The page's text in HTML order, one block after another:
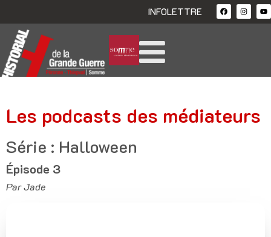
INFOLETTRE
Les podcasts des médiateurs
Série : Halloween
Épisode 3
Par Jade